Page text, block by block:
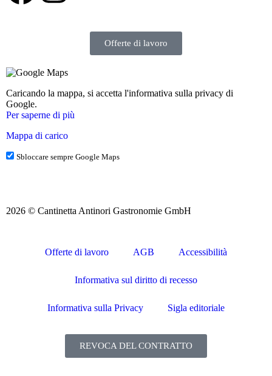
Offerte di lavoro
Caricando la mappa, si accetta l'informativa sulla privacy di
Google.
Per saperne di più
Mappa di carico
Sbloccare sempre Google Maps
2026 © Cantinetta Antinori Gastronomie GmbH
Offerte di lavoro AGB Accessibilità
Informativa sul diritto di recesso
Informativa sulla Privacy Sigla editoriale
REVOCA DEL CONTRATTO